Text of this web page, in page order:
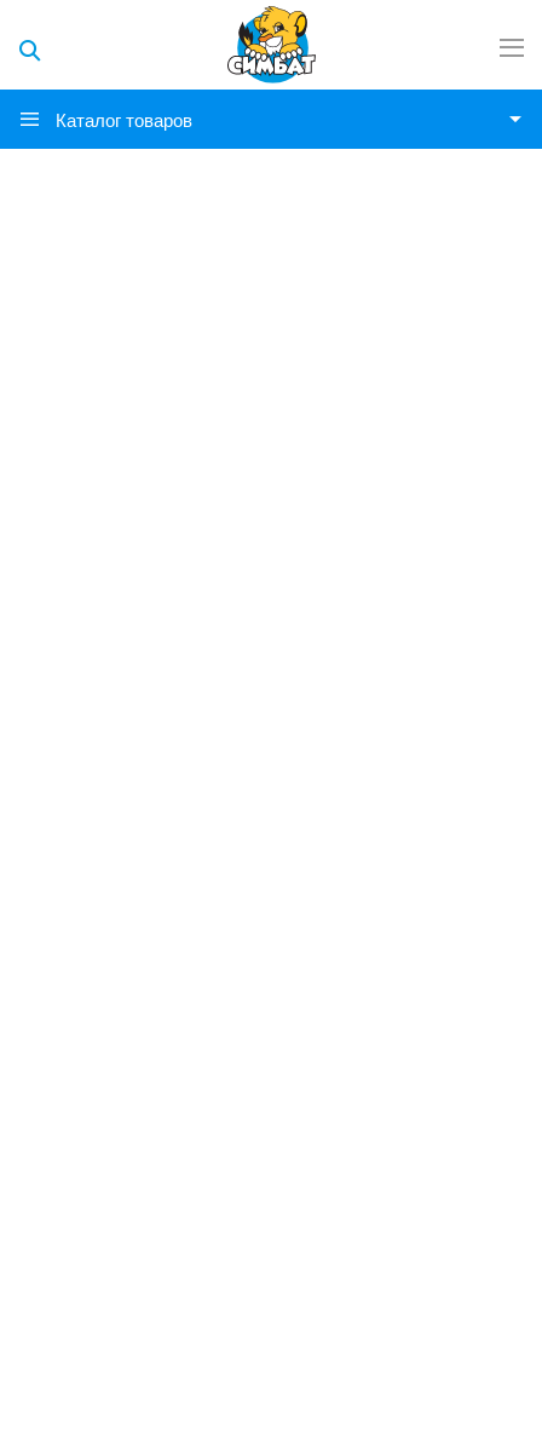
Каталог товаров